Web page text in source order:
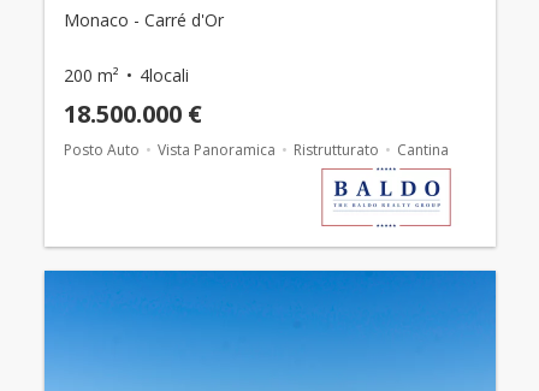
Monaco - Carré d'Or
200 m² 4locali
18.500.000 €
Posto Auto Vista Panoramica Ristrutturato Cantina